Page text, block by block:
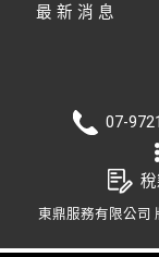
最新消息
07-
東鼎服務有限公司